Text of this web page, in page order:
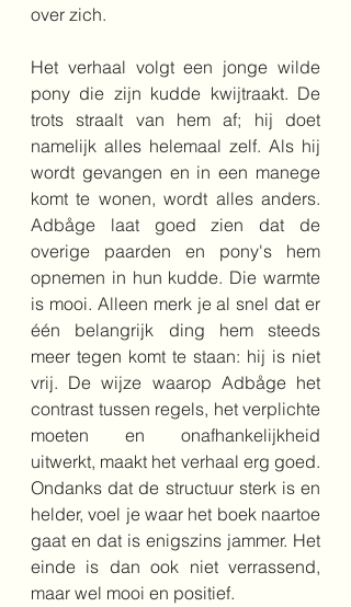
over zich.
Het verhaal volgt een jonge wilde
pony die zijn kudde kwijtraakt. De
trots straalt van hem af; hij doet
namelijk alles helemaal zelf. Als hij
wordt gevangen en in een manege
komt te wonen, wordt alles anders.
Adbåge laat goed zien dat de
overige paarden en pony's hem
opnemen in hun kudde. Die warmte
is mooi. Alleen merk je al snel dat er
één belangrijk ding hem steeds
meer tegen komt te staan: hij is niet
vrij. De wijze waarop Adbåge het
contrast tussen regels, het verplichte
moeten en onafhankelijkheid
uitwerkt, maakt het verhaal erg goed.
Ondanks dat de structuur sterk is en
helder, voel je waar het boek naartoe
gaat en dat is enigszins jammer. Het
einde is dan ook niet verrassend,
maar wel mooi en positief.